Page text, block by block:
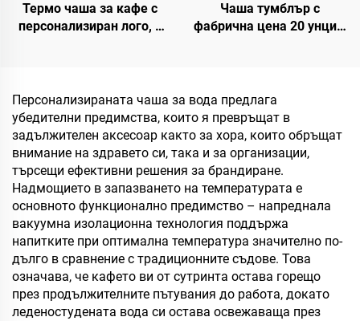
Термо чаша за кафе с
персонализиран лого, 8
чаша от неръждаема
стомана с нелекващ
капак
Чаша тумблър с
фабрична цена 20 унции,
многократно
използваема чаша от
неръждаема стомана за
трансфер печат
Персонализираната чаша за вода предлага
убедителни предимства, които я превръщат в
задължителен аксесоар както за хора, които обръщат
внимание на здравето си, така и за организации,
търсещи ефективни решения за брандиране.
Надмощието в запазването на температурата е
основното функционално предимство – напреднала
вакуумна изолационна технология поддържа
напитките при оптимална температура значително по-
дълго в сравнение с традиционните съдове. Това
означава, че кафето ви от сутринта остава горещо
през продължителните пътувания до работа, докато
леденостудената вода си остава освежаваща през